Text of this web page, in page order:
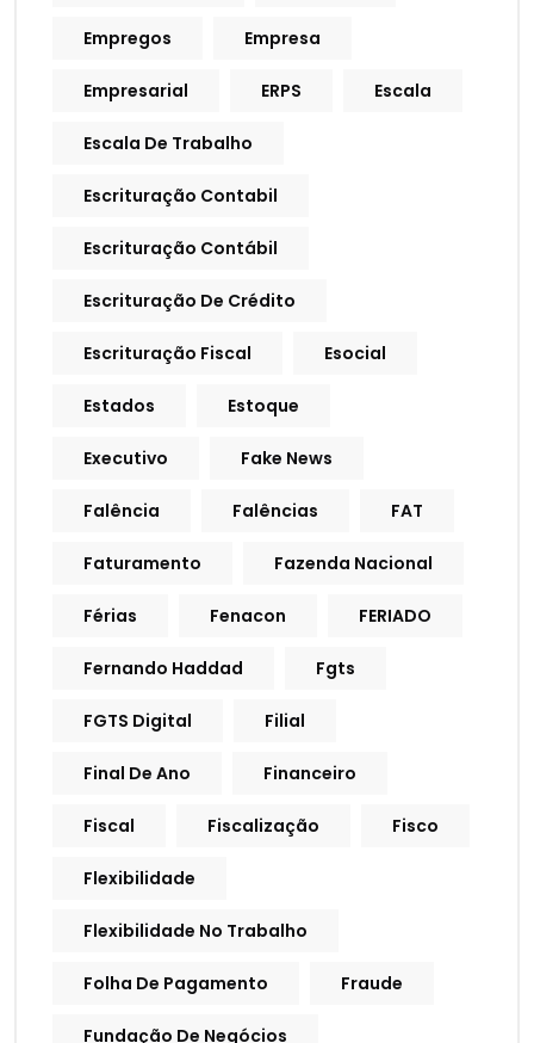
Empregos Empresa
Empresarial ERPS Escala
Escala De Trabalho
Escrituração Contabil
Escrituração Contábil
Escrituração De Crédito
Escrituração Fiscal Esocial
Estados Estoque
Executivo Fake News
Falência Falências FAT
Faturamento Fazenda Nacional
Férias Fenacon FERIADO
Fernando Haddad Fgts
FGTS Digital Filial
Final De Ano Financeiro
Fiscal Fiscalização Fisco
Flexibilidade
Flexibilidade No Trabalho
Folha De Pagamento Fraude
Fundação De Negócios